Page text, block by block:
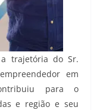
trajetória do Sr.
em
para o
e região e seu